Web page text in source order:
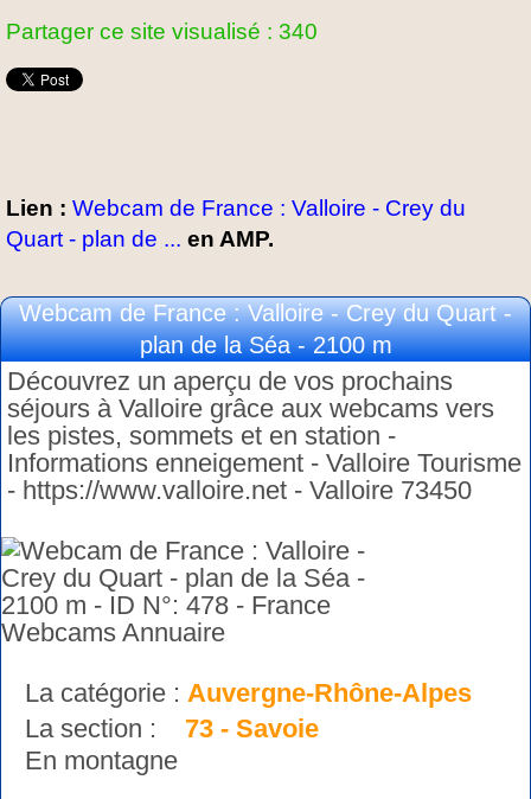
Partager ce site visualisé : 340
Lien : Webcam de France : Valloire - Crey du
Quart - plan de ... en AMP.
Webcam de France : Valloire - Crey du Quart -
plan de la Séa - 2100 m
Découvrez un aperçu de vos prochains
séjours à Valloire grâce aux webcams vers
les pistes, sommets et en station -
Informations enneigement - Valloire Tourisme
- https://www.valloire.net - Valloire 73450
La catégorie : Auvergne-Rhône-Alpes
La section : 73 - Savoie
En montagne